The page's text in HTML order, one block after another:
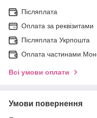
Післяплата
Оплата за реквізитами
Післяплата Укрпошта
Оплата частинами
Всі умови оплати
Умови повернення